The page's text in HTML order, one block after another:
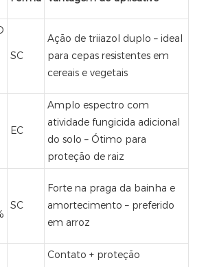
SC
Ação de triiazol duplo – ideal
para cepas resistentes em
cereais e vegetais
EC
Amplo espectro com
atividade fungicida adicional
do solo – Ótimo para
proteção de raiz
SC
Forte na praga da bainha e
amortecimento – preferido
em arroz
Contato + proteção